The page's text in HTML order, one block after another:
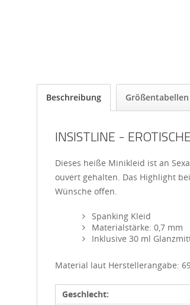
Beschreibung Größentabellen
INSISTLINE -
Dieses heiße Minikleid ist an
ouvert gehalten. Das Highlight
Wünsche offen.
Spanking Kleid
Materialstärke: 0,7 mm
Inklusive 30 ml
Material laut Herstellerangabe:
Geschlecht: